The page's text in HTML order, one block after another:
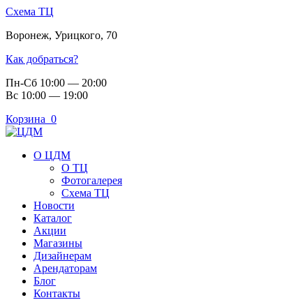
Схема ТЦ
Воронеж, Урицкого, 70
Как добраться?
Пн-Сб 10:00 — 20:00
Вс 10:00 — 19:00
Корзина 0
О ЦДМ
О ТЦ
Фотогалерея
Схема ТЦ
Новости
Каталог
Акции
Магазины
Дизайнерам
Арендаторам
Блог
Контакты